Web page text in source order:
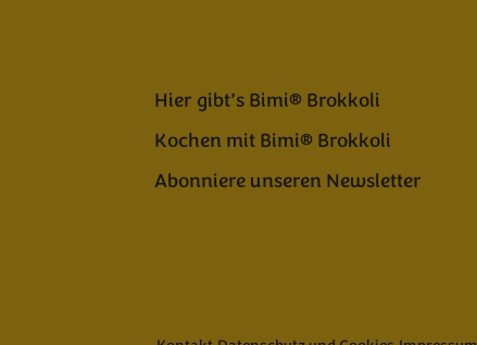
Hier gibt’s Bimi® Brokkoli
Kochen mit Bimi® Brokkoli
Abonniere unseren Newsletter